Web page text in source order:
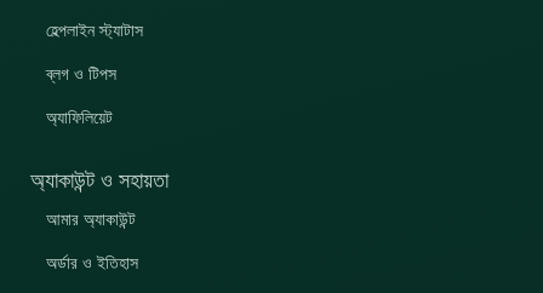
হেল্পলাইন স্ট্যাটাস
ব্লগ ও টিপস
অ্যাফিলিয়েট
অ্যাকাউন্ট ও সহায়তা
আমার অ্যাকাউন্ট
অর্ডার ও ইতিহাস